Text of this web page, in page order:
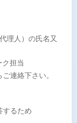
理人）の氏名又
担当
ご連絡下さい。
するため